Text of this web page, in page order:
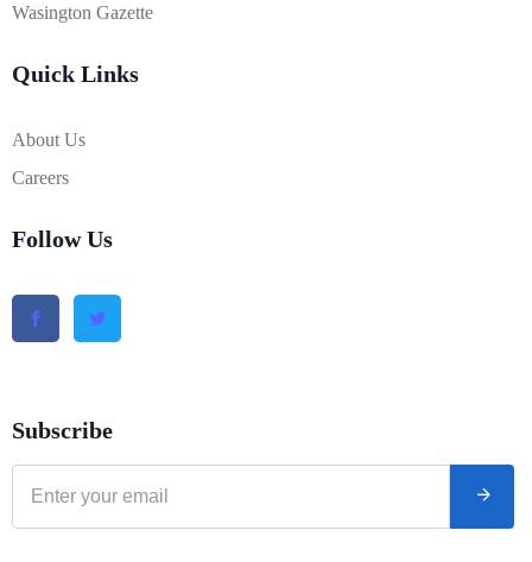
Wasington Gazette
Quick Links
About Us
Careers
Follow Us
Subscribe